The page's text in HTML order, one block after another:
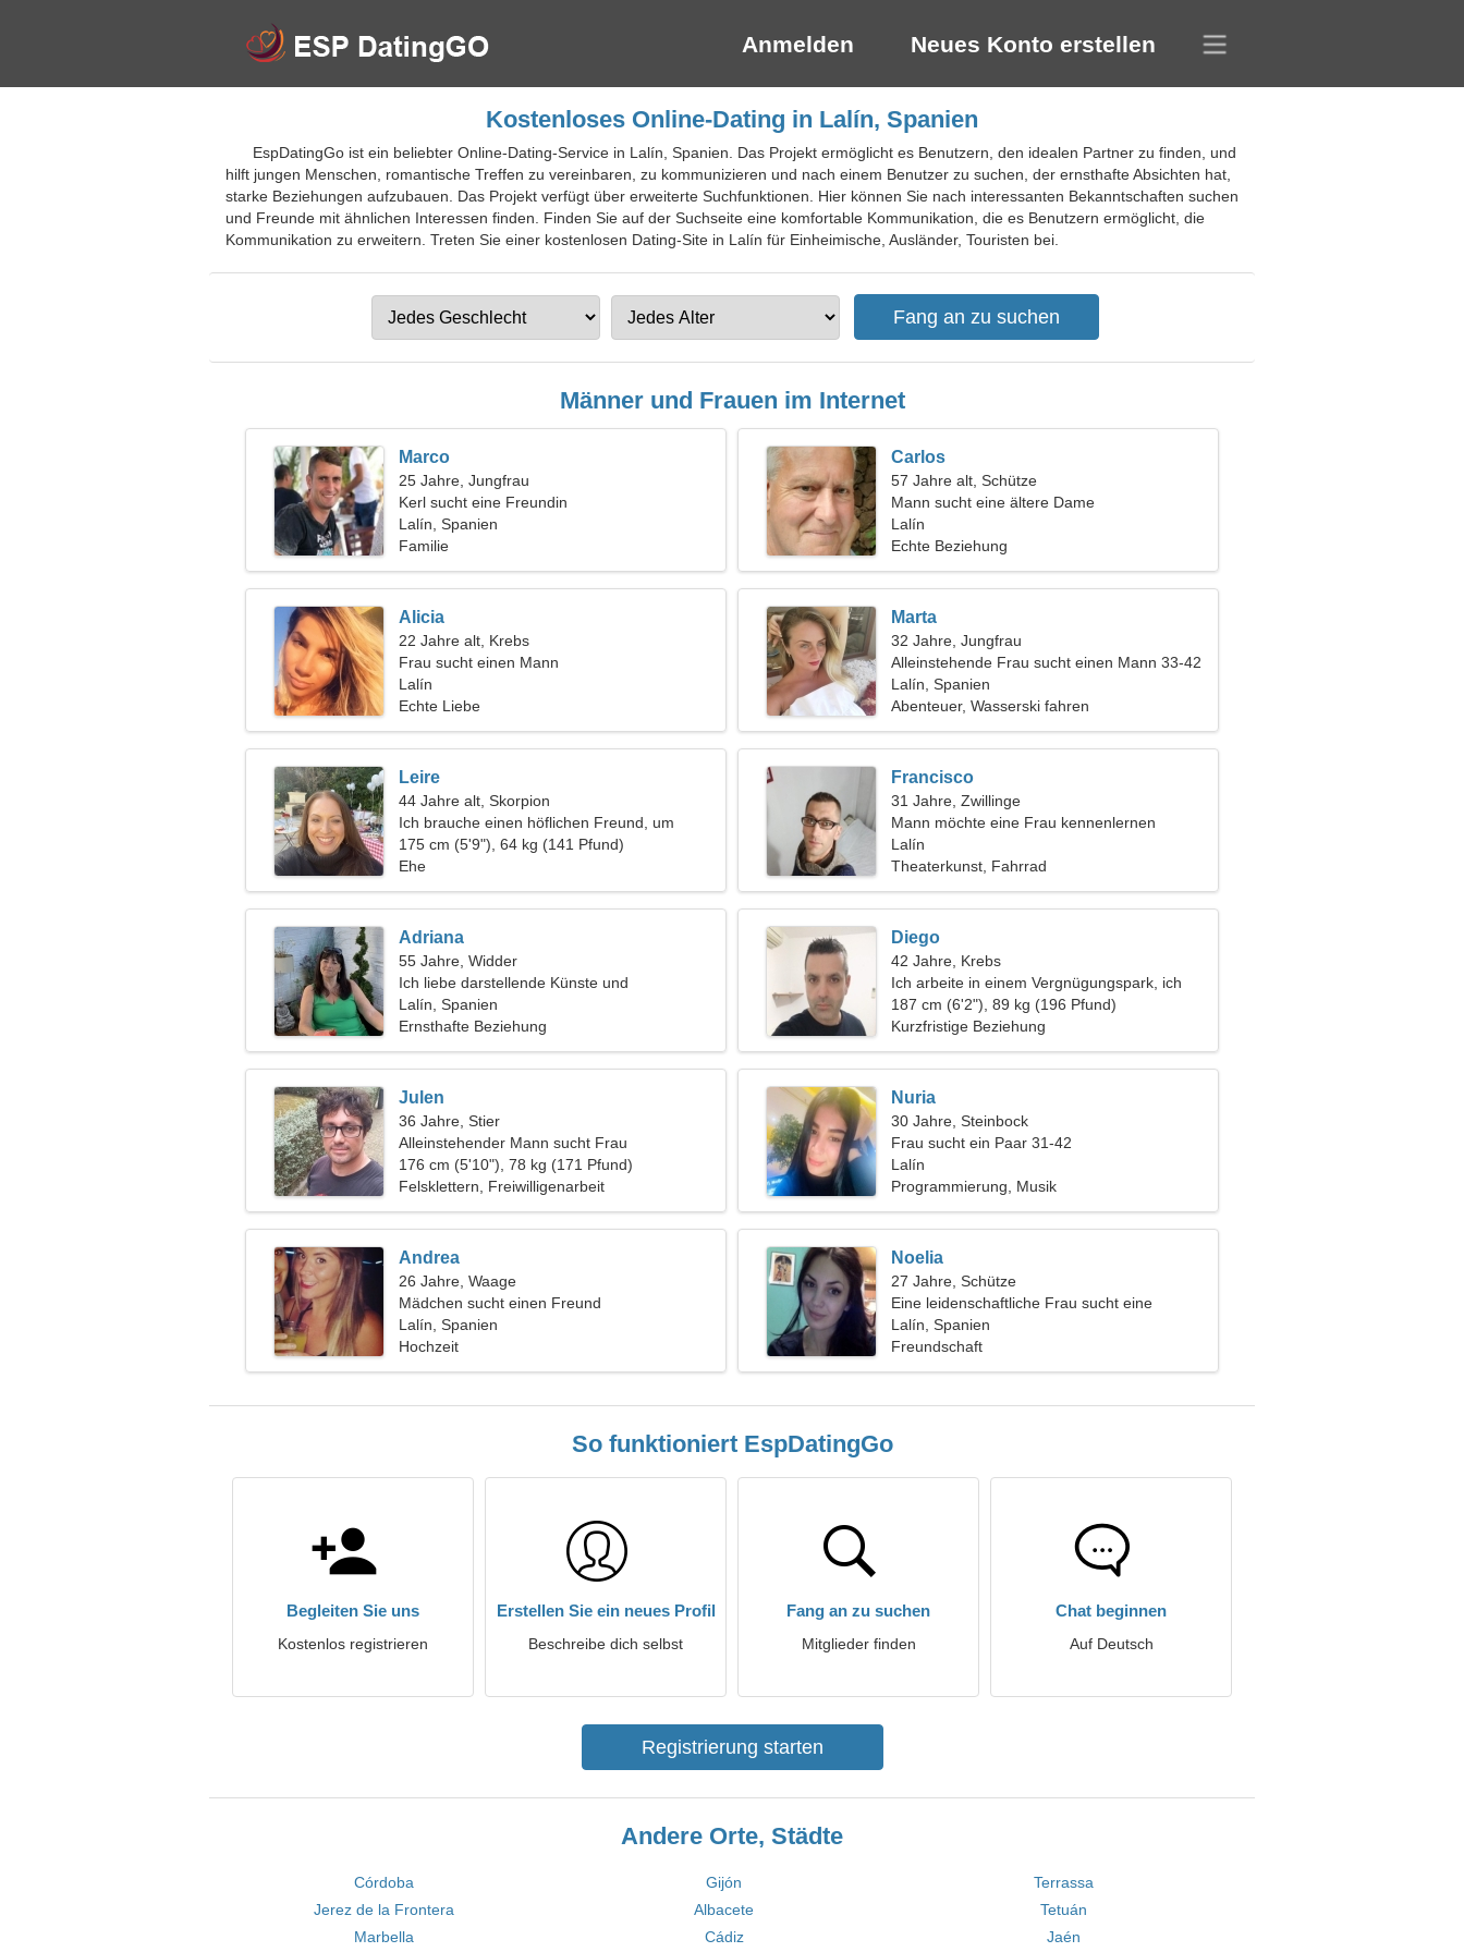
Anmelden Neues Konto erstellen
Kostenloses Online-Dating in Lalín, Spanien
EspDatingGo ist ein beliebter Online-Dating-Service in Lalín, Spanien. Das Projekt ermöglicht es Benutzern, den idealen Partner zu finden, und
hilft jungen Menschen, romantische Treffen zu vereinbaren, zu kommunizieren und nach einem Benutzer zu suchen, der ernsthafte Absichten hat,
starke Beziehungen aufzubauen. Das Projekt verfügt über erweiterte Suchfunktionen. Hier können Sie nach interessanten Bekanntschaften suchen
und Freunde mit ähnlichen Interessen finden. Finden Sie auf der Suchseite eine komfortable Kommunikation, die es Benutzern ermöglicht, die
Kommunikation zu erweitern. Treten Sie einer kostenlosen Dating-Site in Lalín für Einheimische, Ausländer, Touristen bei.
Männer und Frauen im Internet
Marco
25 Jahre, Jungfrau
Kerl sucht eine Freundin
Lalín, Spanien
Familie
Carlos
57 Jahre alt, Schütze
Mann sucht eine ältere Dame
Lalín
Echte Beziehung
Alicia
22 Jahre alt, Krebs
Frau sucht einen Mann
Lalín
Echte Liebe
Marta
32 Jahre, Jungfrau
Alleinstehende Frau sucht einen Mann 33-42
Lalín, Spanien
Abenteuer, Wasserski fahren
Leire
44 Jahre alt, Skorpion
Ich brauche einen höflichen Freund, um
zusammen zu reisen
175 cm (5'9"), 64 kg (141 Pfund)
Ehe
Francisco
31 Jahre, Zwillinge
Mann möchte eine Frau kennenlernen
Lalín
Theaterkunst, Fahrrad
Adriana
55 Jahre, Widder
Ich liebe darstellende Künste und
Snowboarden
Lalín, Spanien
Ernsthafte Beziehung
Diego
42 Jahre, Krebs
Ich arbeite in einem Vergnügungspark, ich
brauche eine erfahrene Frau
187 cm (6'2"), 89 kg (196 Pfund)
Kurzfristige Beziehung
Julen
36 Jahre, Stier
Alleinstehender Mann sucht Frau
176 cm (5'10"), 78 kg (171 Pfund)
Felsklettern, Freiwilligenarbeit
Nuria
30 Jahre, Steinbock
Frau sucht ein Paar 31-42
Lalín
Programmierung, Musik
Andrea
26 Jahre, Waage
Mädchen sucht einen Freund
Lalín, Spanien
Hochzeit
Noelia
27 Jahre, Schütze
Eine leidenschaftliche Frau sucht eine
Liebesbeziehung
Lalín, Spanien
Freundschaft
So funktioniert EspDatingGo
Begleiten Sie uns
Kostenlos registrieren
Erstellen Sie ein neues Profil
Beschreibe dich selbst
Fang an zu suchen
Mitglieder finden
Chat beginnen
Auf Deutsch
Registrierung starten
Andere Orte, Städte
Córdoba Gijón
Terrassa
Jerez de la Frontera
Albacete
Tetuán
Marbella
Cádiz Jaén